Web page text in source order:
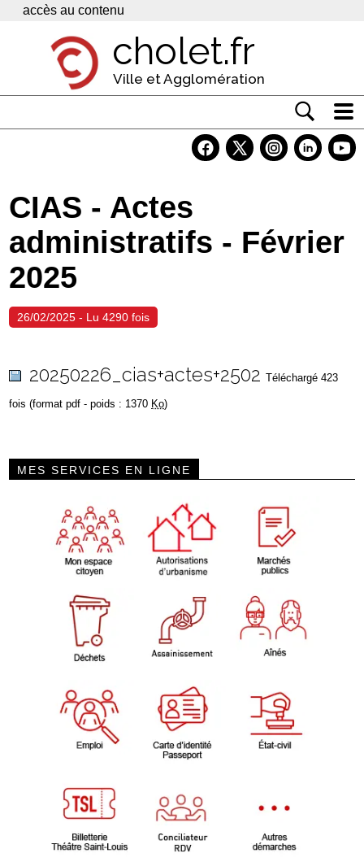
Panneau de gestion des cookies
accès au contenu
cholet.fr
Ville et Agglomération
Economie
Services
Contacts
CIAS - Actes
administratifs - Février
2025
26/02/2025 - Lu 4290 fois
20250226_cias+actes+2502 Téléchargé 423
fois (format pdf - poids : 1370 Ko)
MES SERVICES EN LIGNE